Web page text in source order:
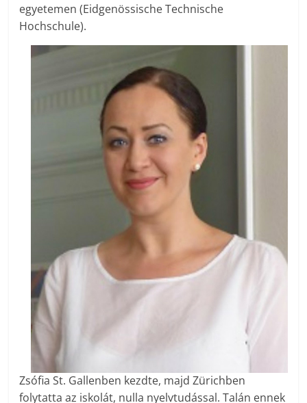
egyetemen (Eidgenössische Technische
Hochschule).
Zsófia St. Gallenben kezdte, majd Zürichben
folytatta az iskolát, nulla nyelvtudással. Talán ennek